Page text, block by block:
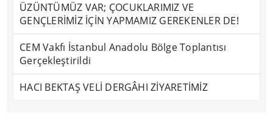
ÜZÜNTÜMÜZ VAR; ÇOCUKLARIMIZ VE
GENÇLERİMİZ İÇİN YAPMAMIZ GEREKENLER DE!
CEM Vakfı İstanbul Anadolu Bölge Toplantısı
Gerçekleştirildi
HACI BEKTAŞ VELİ DERGÂHI ZİYARETİMİZ